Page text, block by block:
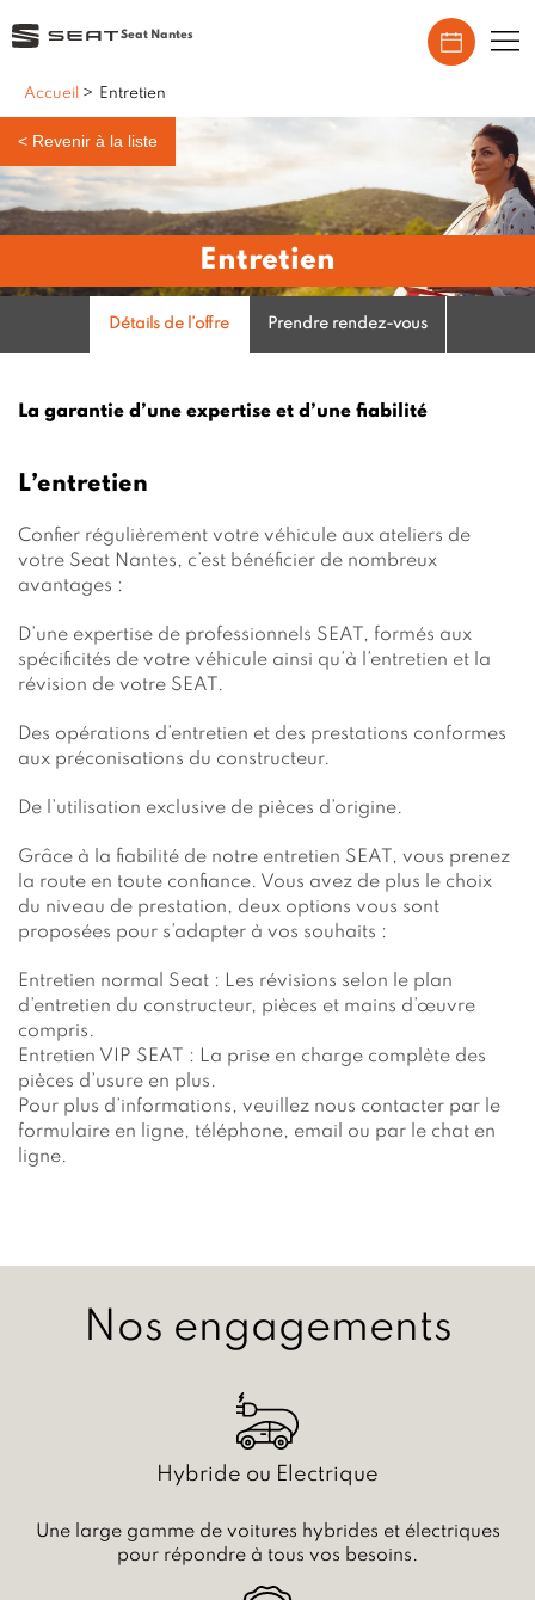
Seat Nantes
Accueil > Entretien
< Revenir à la liste
Entretien
Détails de l’offre Prendre rendez-vous
La garantie d’une expertise et d’une fiabilité
L’entretien
Confier régulièrement votre véhicule aux ateliers de
votre Seat Nantes, c’est bénéficier de nombreux
avantages :
D’une expertise de professionnels SEAT, formés aux
spécificités de votre véhicule ainsi qu’à l’entretien et la
révision de votre SEAT.
Des opérations d’entretien et des prestations conformes
aux préconisations du constructeur.
De l’utilisation exclusive de pièces d’origine.
Grâce à la fiabilité de notre entretien SEAT, vous prenez
la route en toute confiance. Vous avez de plus le choix
du niveau de prestation, deux options vous sont
proposées pour s’adapter à vos souhaits :
Entretien normal Seat : Les révisions selon le plan
d’entretien du constructeur, pièces et mains d’œuvre
compris.
Entretien VIP SEAT : La prise en charge complète des
pièces d’usure en plus.
Pour plus d’informations, veuillez nous contacter par le
formulaire en ligne, téléphone, email ou par le chat en
ligne.
Nos engagements
Hybride ou Electrique
Une large gamme de voitures hybrides et électriques
pour répondre à tous vos besoins.